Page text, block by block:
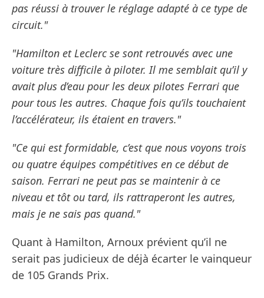
pas réussi à trouver le réglage adapté à ce type de
circuit."
"Hamilton et Leclerc se sont retrouvés avec une
voiture très difficile à piloter. Il me semblait qu’il y
avait plus d’eau pour les deux pilotes Ferrari que
pour tous les autres. Chaque fois qu’ils touchaient
l’accélérateur, ils étaient en travers."
"Ce qui est formidable, c’est que nous voyons trois
ou quatre équipes compétitives en ce début de
saison. Ferrari ne peut pas se maintenir à ce
niveau et tôt ou tard, ils rattraperont les autres,
mais je ne sais pas quand."
Quant à Hamilton, Arnoux prévient qu’il ne
serait pas judicieux de déjà écarter le vainqueur
de 105 Grands Prix.